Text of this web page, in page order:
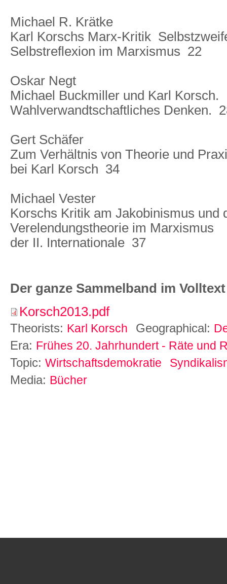
Michael R. Krätke
Karl Korschs Marx-Kritik 
Selbstreflexion im Marxismus  22
Oskar Negt
Michael Buckmiller und Karl Korsch.
Wahlverwandtschaftliches Denken. 
Gert Schäfer
Zum Verhältnis von Theorie und
bei Karl Korsch  34
Michael Vester
Korschs Kritik am Jakobinismus und
Verelendungstheorie im Marxismus
der II. Internationale  37
Der ganze Sammelband im
Korsch2013.pdf
Theorists: Karl Korsch Geographical:
Era: Frühes 20. Jahrhundert - Räte und
Topic: Wirtschaftsdemokratie
Media: Bücher